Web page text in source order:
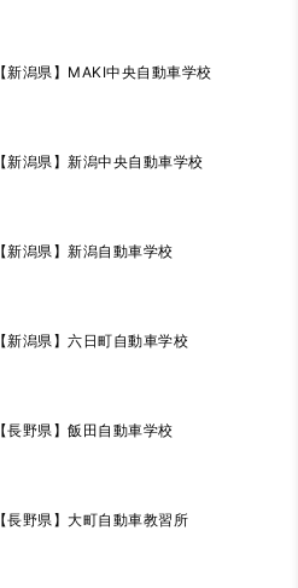
【新潟県】MAKI中央自動車学校
【新潟県】新潟中央自動車学校
【新潟県】新潟自動車学校
【新潟県】六日町自動車学校
【長野県】飯田自動車学校
【長野県】大町自動車教習所